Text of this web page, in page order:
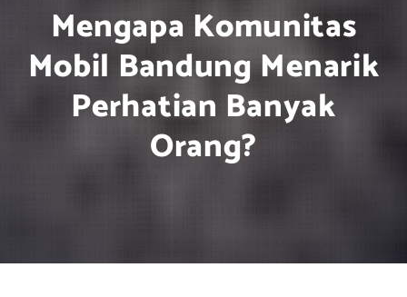
Mengapa Komunitas
Mobil Bandung Menarik
Perhatian Banyak
Orang?